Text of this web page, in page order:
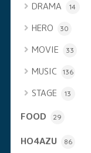
DRAMA 14
HERO 30
MOVIE 33
MUSIC 136
STAGE 13
FOOD 29
HO4AZU 86